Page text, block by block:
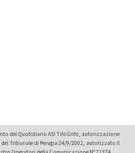
del Quotidiano ASI TifoGrifo, autorizzazione
Tribunale di Perugia 24/9/2002, autorizzato il